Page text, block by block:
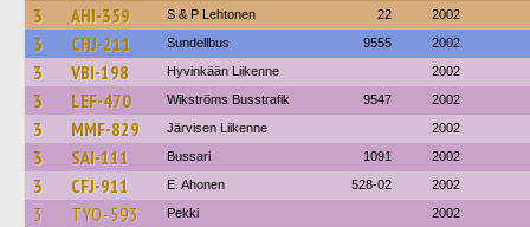
3 AHI-359 S & P Lehtonen 22 2002
3 CHJ-211 Sundellbus 9555 2002
3 VBI-198 Hyvinkään Liikenne 2002
3 LEF-470 Wikströms Busstrafik 9547 2002
3 MMF-829 Järvisen Liikenne 2002
3 SAI-111 Bussari 1091 2002
3 CFJ-911 E. Ahonen 528-02 2002
3 TYO-593 Pekki 2002